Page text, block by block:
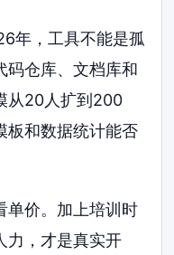
年，工具不能是孤
码仓库、文档库和
从20人扩到200
板和数据统计能否
单价。加上培训时
力，才是真实开